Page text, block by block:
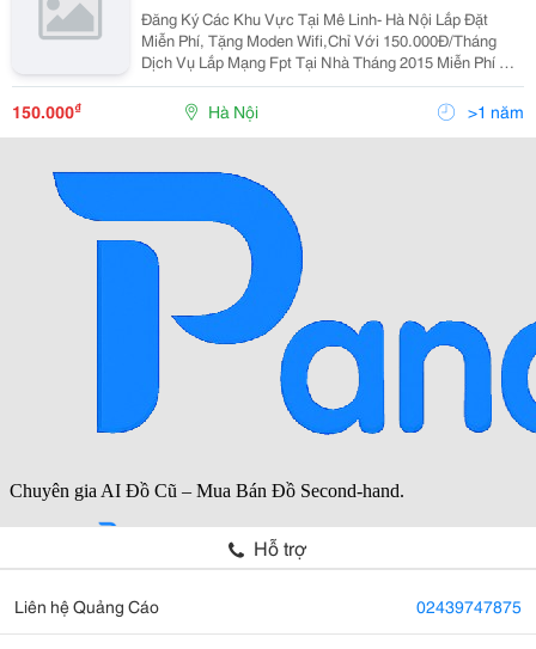
Đăng Ký Các Khu Vực Tại Mê Linh- Hà Nội Lắp Đặt
Miễn Phí, Tặng Moden Wifi,Chỉ Với 150.000Đ/Tháng
Dịch Vụ Lắp Mạng Fpt Tại Nhà Tháng 2015 Miễn Phí Để
Biết Thêm Chi Tiết Quý Khách Vui Lòng Gọi Tới Số:
0912 913 933, 0915 256 486, 0936 09 646
150.000₫ Hà Nội >1 năm
Hỗ trợ
Liên hệ Quảng Cáo 02439747875